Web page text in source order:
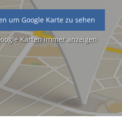
um Google Karte zu sehen
Karten immer anzeigen